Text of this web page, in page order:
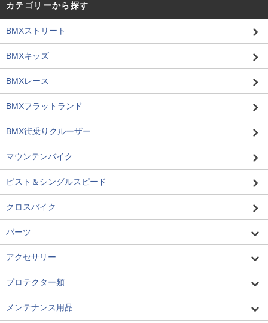
カテゴリーから探す
BMXストリート
BMXキッズ
BMXレース
BMXフラットランド
BMX街乗りクルーザー
マウンテンバイク
ピスト＆シングルスピード
クロスバイク
パーツ
アクセサリー
プロテクター類
メンテナンス用品